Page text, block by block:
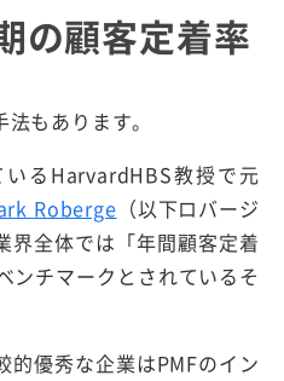
の顧客定着率
もあります。
るHarvardHBS教授で元
Roberge （以下ロバージ
界全体では「年間顧客定着
ンチマークとされているそ
的優秀な企業はPMFのイン